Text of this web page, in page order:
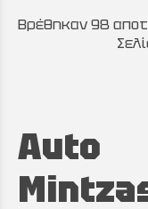
Βρέθηκαν 98
Auto